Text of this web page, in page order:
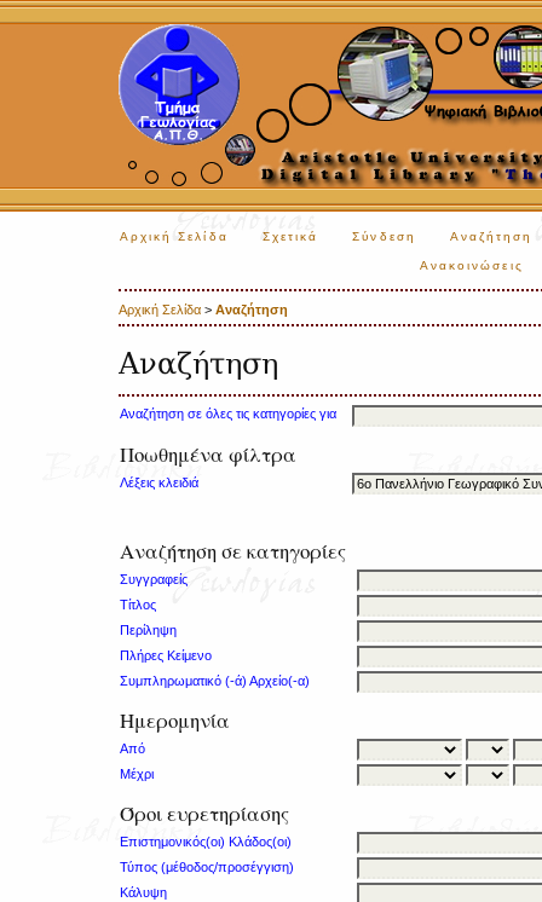
Αρχική Σελίδα Σχετικά Σύνδεση Αναζήτηση
Ανακοινώσεις
Αρχική Σελίδα > Αναζήτηση
Αναζήτηση
Αναζήτηση σε όλες τις κατηγορίες για
Ποωθημένα φίλτρα
Λέξεις κλειδιά
Αναζήτηση σε κατηγορίες
Συγγραφείς
Τίτλος
Περίληψη
Πλήρες Κείμενο
Συμπληρωματικό (-ά) Αρχείο(-α)
Ημερομηνία
Από
Μέχρι
Όροι ευρετηρίασης
Επιστημονικός(οι) Κλάδος(οι)
Τύπος (μέθοδος/προσέγγιση)
Κάλυψη